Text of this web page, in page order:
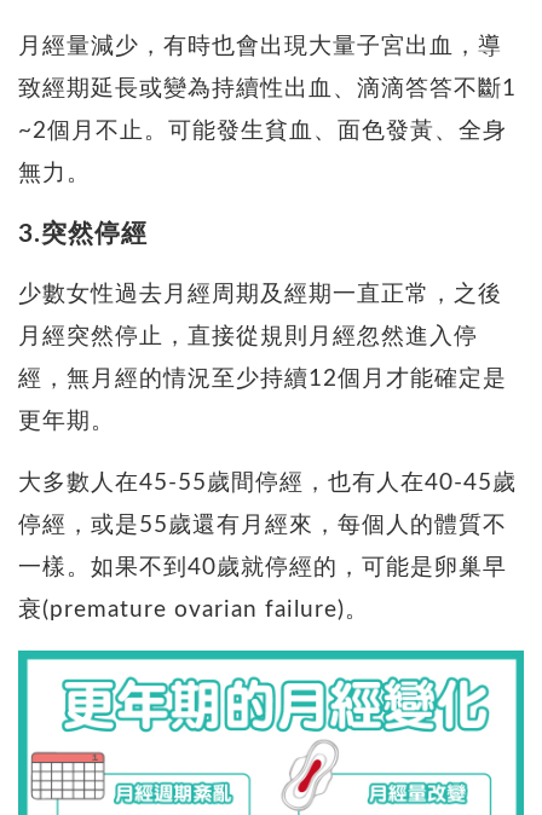
月經量減少，有時也會出現大量子宮出血，導
致經期延長或變為持續性出血、滴滴答答不斷1
~2個月不止。可能發生貧血、面色發黃、全身
無力。
3.突然停經
少數女性過去月經周期及經期一直正常，之後
月經突然停止，直接從規則月經忽然進入停
經，無月經的情況至少持續12個月才能確定是
更年期。
大多數人在45-55歲間停經，也有人在40-45歲
停經，或是55歲還有月經來，每個人的體質不
一樣。如果不到40歲就停經的，可能是卵巢早
衰(premature ovarian failure)。